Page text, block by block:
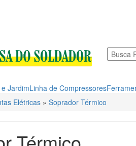
JardimLinha de Compressores
Elétricas » Soprador Térmico